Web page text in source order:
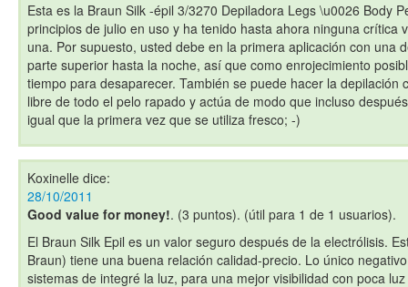
Esta es la Braun Silk -épil 3/3270 Depiladora Legs \u0026 Body
principios de julio en uso y ha tenido hasta ahora ninguna crítica
una. Por supuesto, usted debe en la primera aplicación con una
parte superior hasta la noche, así que como enrojecimiento
tiempo para desaparecer. También se puede hacer la depilación
libre de todo el pelo rapado y actúa de modo que incluso
igual que la primera vez que se utiliza fresco; -)
Koxinelle dice:
28/10/2011
Good value for money!. (3 puntos). (útil para 1 de 1 usuarios).
El Braun Silk Epil es un valor seguro después de la electrólisis.
Braun) tiene una buena relación calidad-precio. Lo único
sistemas de integré la luz, para una mejor visibilidad con poca